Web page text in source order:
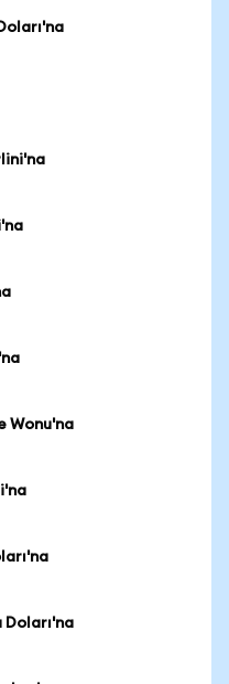
Wonu'na